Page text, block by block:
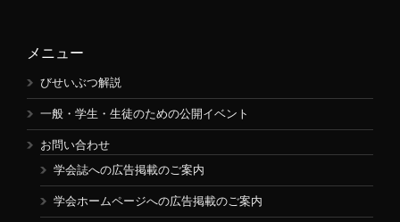
メニュー
びせいぶつ解説
一般・学生・生徒のための公開イベント
お問い合わせ
学会誌への広告掲載のご案内
学会ホームページへの広告掲載のご案内